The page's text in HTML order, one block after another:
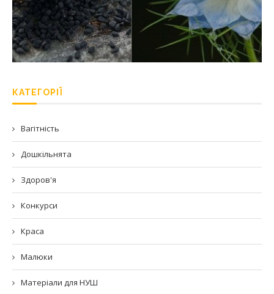
КАТЕГОРІЇ
Вагітність
Дошкільнята
Здоров'я
Конкурси
Краса
Малюки
Матеріали для НУШ